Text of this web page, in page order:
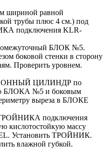
шириной равной
трубы плюс 4 см.) под
подключения KLR-
БЛОК №5.
боковой стенки в сторону
Проверить уровнем.
ЦИЛИНДР по
БЛОКА №5 и боковым
выреза в БЛОКЕ
подключения
кислотостойкую массу
Установить ТРОЙНИК.
влажной губкой.